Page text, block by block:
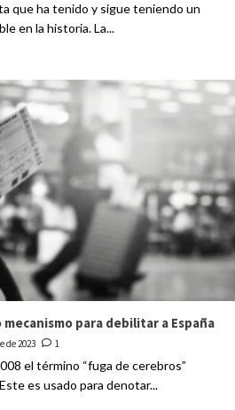
que ha tenido y sigue teniendo un
en la historia. La...
para debilitar a España
de 2023 1
el término “fuga de cerebros”
es usado para denotar...